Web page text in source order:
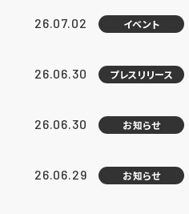
26.07.02 イベント
26.06.30 プレスリリース
26.06.30 お知らせ
26.06.29 お知らせ